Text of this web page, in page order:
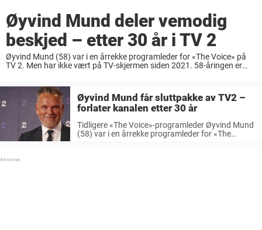
Øyvind Mund deler vemodig
beskjed – etter 30 år i TV 2
Øyvind Mund (58) var i en årrekke programleder for «The Voice» på
TV 2. Men har ikke vært på TV-skjermen siden 2021. 58-åringen er
Øyvind Mund får sluttpakke av TV2 –
forlater kanalen etter 30 år
Tidligere «The Voice»-programleder Øyvind Mund
(58) var i en årrekke programleder for «The